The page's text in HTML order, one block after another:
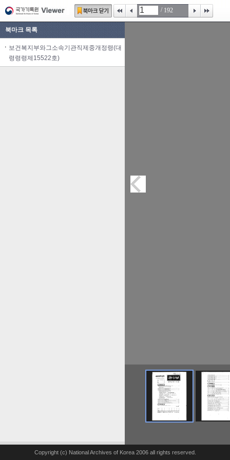
/ 192
북마크 목록
보건복지부와그소속기관직제중개정령(대
령령령제15522호)
Copyright (c) National Archives of Korea 2006 all rights reserved.